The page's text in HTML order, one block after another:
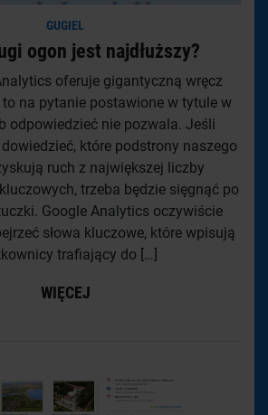
GUGIEL
ogon jest najdłuższy?
oferuje gigantyczną wręcz
na pytanie postawione w tytule w
odpowiedzieć nie pozwala. Jeśli
które podstrony naszego
ruch z największej liczby
trzeba będzie sięgnąć po
Google Analytics oczywiście
słowa kluczowe, które wpisują
trafiający do […]
WIĘCEJ